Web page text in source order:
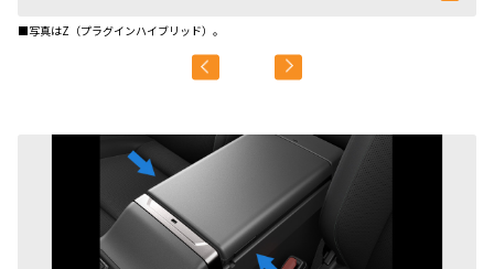
■写真はZ（プラグインハイブリッド）。